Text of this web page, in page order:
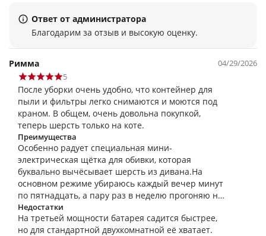
Ответ от администратора
Благодарим за отзыв и высокую оценку.
Римма
04/29/2026
5
После уборки очень удобно, что контейнер для
пыли и фильтры легко снимаются и моются под
краном. В общем, очень довольна покупкой,
теперь шерсть только на коте.
Преимущества
Особенно радует специальная мини-
электрическая щётка для обивки, которая
буквально вычёсывает шерсть из дивана.На
основном режиме убираюсь каждый вечер минут
по пятнадцать, а пару раз в неделю прогоняю на
полную.
Недостатки
На третьей мощности батарея садится быстрее,
но для стандартной двухкомнатной её хватает.